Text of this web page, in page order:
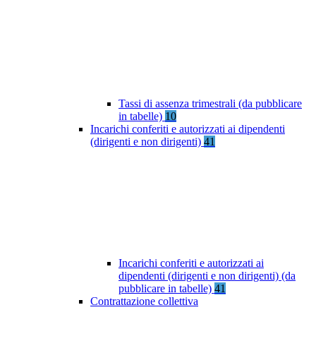
Tassi di assenza trimestrali (da pubblicare
in tabelle) 10
Incarichi conferiti e autorizzati ai dipendenti
(dirigenti e non dirigenti) 41
Incarichi conferiti e autorizzati ai
dipendenti (dirigenti e non dirigenti) (da
pubblicare in tabelle) 41
Contrattazione collettiva